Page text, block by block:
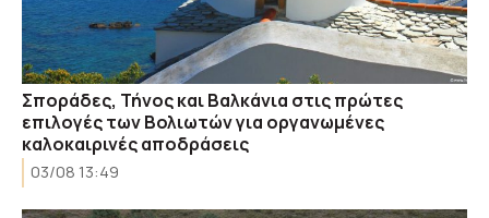
Σποράδες, Τήνος και Βαλκάνια στις πρώτες
επιλογές των Βολιωτών για οργανωμένες
καλοκαιρινές αποδράσεις
03/08 13:49